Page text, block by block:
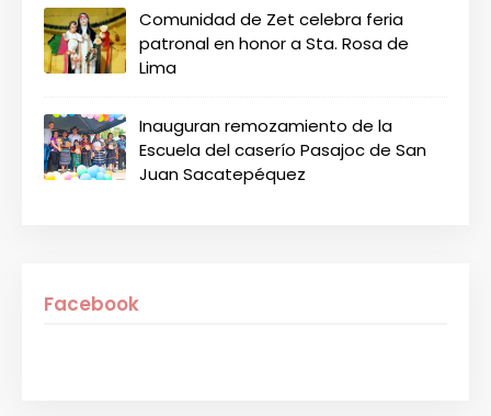
Comunidad de Zet celebra feria
patronal en honor a Sta. Rosa de
Lima
Inauguran remozamiento de la
Escuela del caserío Pasajoc de San
Juan Sacatepéquez
Facebook